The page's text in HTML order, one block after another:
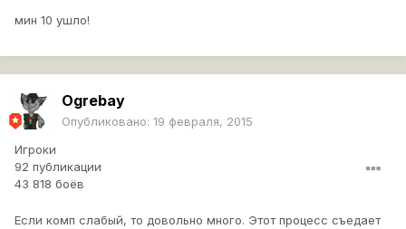
мин 10 ушло!
Ogrebay
Опубликовано: 19 февраля, 2015
Игроки
92 публикации
43 818 боёв
Если комп слабый, то довольно много. Этот процесс съедает